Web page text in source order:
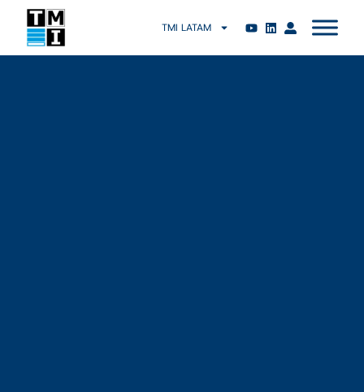
TMI LATAM